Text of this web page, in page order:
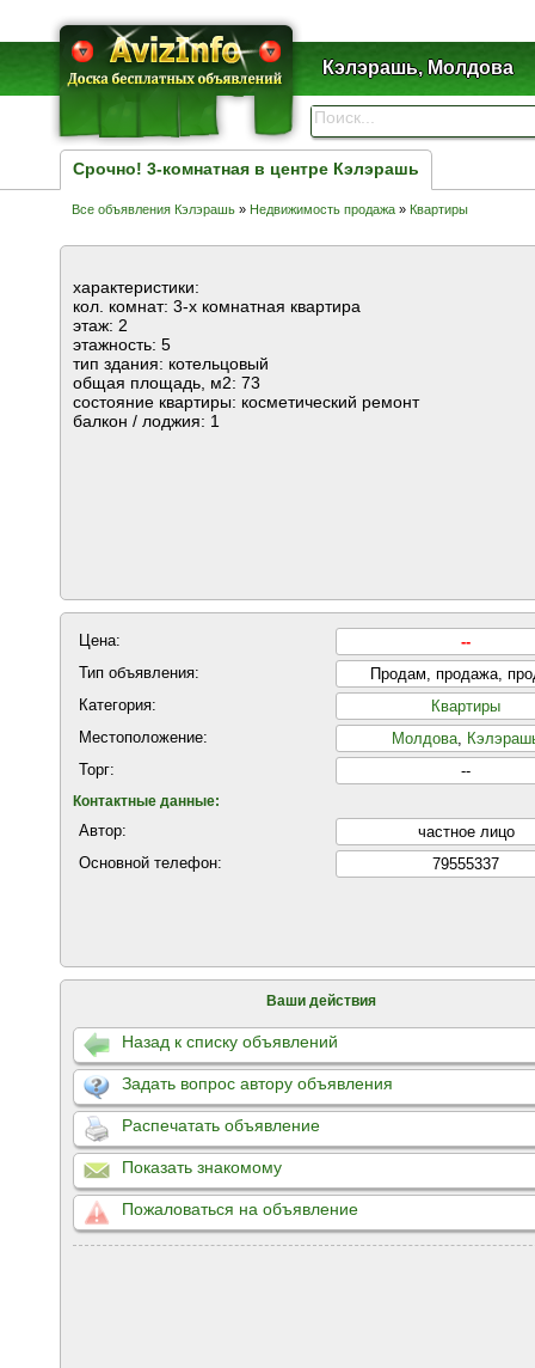
Кэлэрашь, Молдова
Срочно! 3-комнатная в центре Кэлэрашь
Все объявления Кэлэрашь » Недвижимость продажа » Квартиры
характеристики:
кол. комнат: 3-х комнатная квартира
этаж: 2
этажность: 5
тип здания: котельцовый
общая площадь, м2: 73
состояние квартиры: косметический ремонт
балкон / лоджия: 1
Цена:
--
Тип объявления:
Продам, продажа,
Категория:
Квартиры
Местоположение:
Молдова,
Торг:
--
Контактные данные:
Автор:
частнoе лицo
Основной телефон:
79555337
Ваши действия
Назад к списку объявлений
Задать вопрос автору объявления
Распечатать объявление
Показать знакомому
Пожаловаться на объявление